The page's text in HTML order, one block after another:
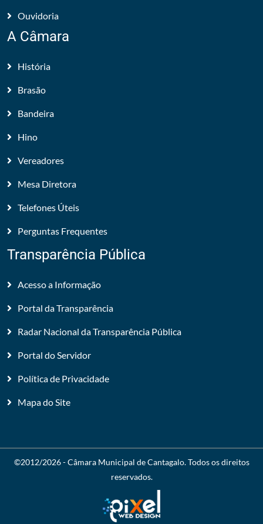
Ouvidoria
A Câmara
História
Brasão
Bandeira
Hino
Vereadores
Mesa Diretora
Telefones Úteis
Perguntas Frequentes
Transparência Pública
Acesso a Informação
Portal da Transparência
Radar Nacional da Transparência Pública
Portal do Servidor
Política de Privacidade
Mapa do Site
©2012/2026 -Câmara Municipal de Cantagalo. Todos os direitos
reservados.